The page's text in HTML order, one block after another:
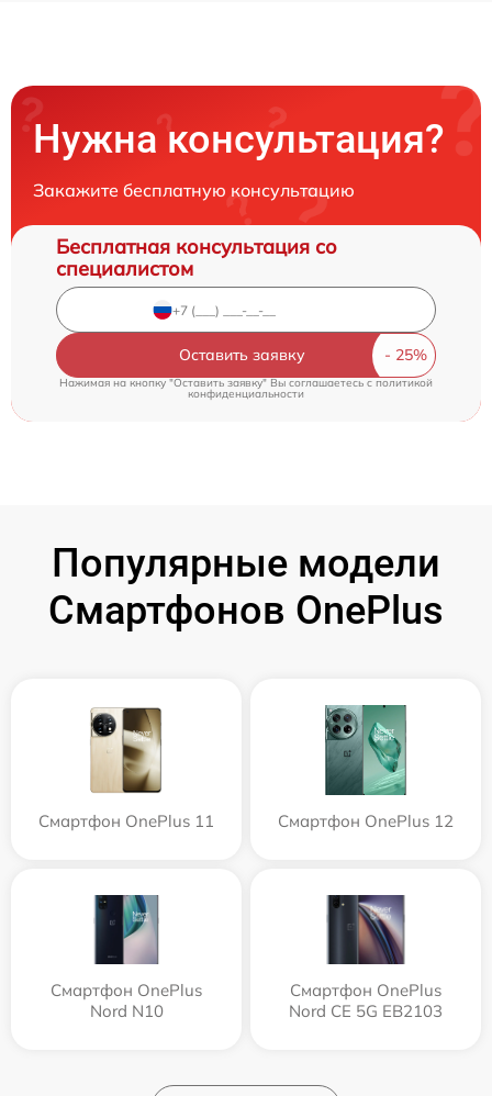
Нужна консультация?
Закажите бесплатную консультацию
Бесплатная консультация со
специалистом
Оставить заявку
Нажимая на кнопку "Оставить заявку" Вы соглашаетесь c политикой
конфиденциальности
Популярные модели
Смартфонов OnePlus
Смартфон OnePlus 11 Смартфон OnePlus 12
Смартфон OnePlus
Nord N10
Смартфон OnePlus
Nord CE 5G EB2103